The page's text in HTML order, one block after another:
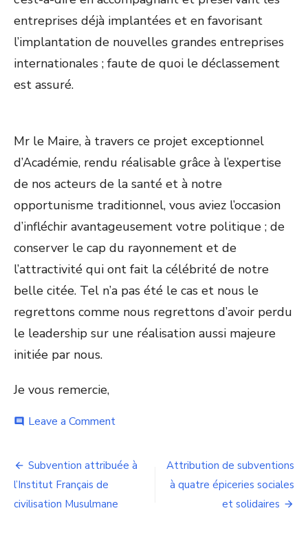
entreprises déjà implantées et en favorisant
l’implantation de nouvelles grandes entreprises
internationales ; faute de quoi le déclassement
est assuré.
Mr le Maire, à travers ce projet exceptionnel
d’Académie, rendu réalisable grâce à l’expertise
de nos acteurs de la santé et à notre
opportunisme traditionnel, vous aviez l’occasion
d’infléchir avantageusement votre politique ; de
conserver le cap du rayonnement et de
l’attractivité qui ont fait la célébrité de notre
belle citée. Tel n’a pas été le cas et nous le
regrettons comme nous regrettons d’avoir perdu
le leadership sur une réalisation aussi majeure
initiée par nous.
Je vous remercie,
comment Leave a Commenton
Lyon
matière
Navigation
de
l’article
Subvention attribuée à
l’Institut Français de
civilisation Musulmane
Attribution de subventions
à quatre épiceries sociales
et solidaires